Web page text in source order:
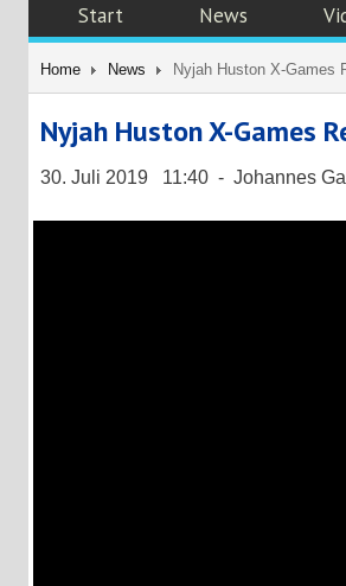
Start News
Home News Nyjah Huston X-Games
Nyjah Huston X-Games
30. Juli 2019 11:40 - Johannes